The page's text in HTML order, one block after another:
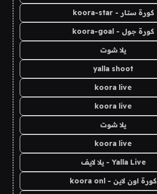
كورة ستار - koora-star
كورة جول - koora-goal
يلا شوت
yalla shoot
koora live
koora live
يلا شوت
koora live
Yalla Live - يلا لايف
كورة اون لاين - koora onl